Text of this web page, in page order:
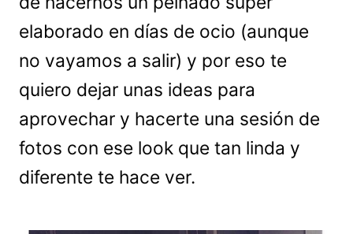
elaborado en días de ocio (aunque
no vayamos a salir) y por eso te
quiero dejar unas ideas para
aprovechar y hacerte una sesión de
fotos con ese look que tan linda y
diferente te hace ver.